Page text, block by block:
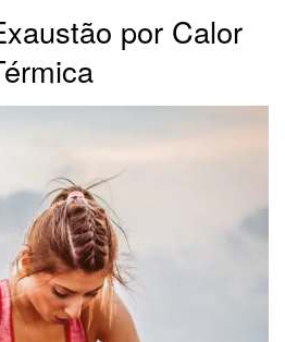
por Calor